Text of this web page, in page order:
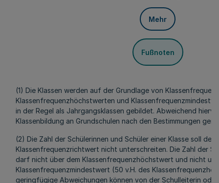
Mehr
Fußnoten
(1) Die Klassen werden auf der Grundlage von
Klassenfrequenzhöchstwerten und
in der Regel als Jahrgangsklassen gebildet. Abweichend
Klassenbildung an Grundschulen nach den Bestimmungen
(2) Die Zahl der Schülerinnen und Schüler einer Klasse soll den
Klassenfrequenzrichtwert nicht unterschreiten. Die Zahl der
darf nicht über dem Klassenfrequenzhöchstwert und nicht
Klassenfrequenzmindestwert (50 v.H. des
geringfügige Abweichungen können von der Schulleiterin